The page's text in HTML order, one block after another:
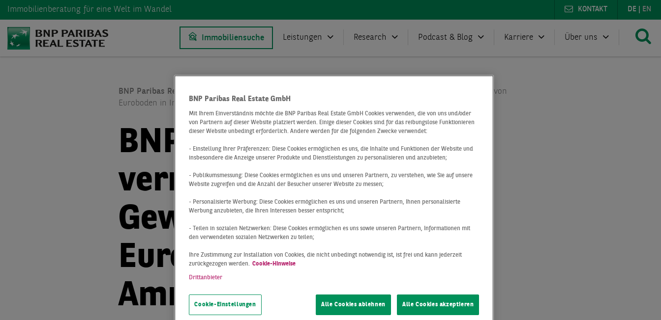
Immobilienberatung für eine Welt im Wandel DE EN
KONTAKT
Immobiliensuche Leistungen Research Podcast & Blog Karriere Über uns
BNP Paribas Real Estate
BNP Paribas Real Estate vermittelt Gewerbegrundstück von
Euroboden in Inning am Ammersee
BNP Paribas Real Estate
vermittelt
Gewerbegrundstück von
Euroboden in Inning am
Ammersee
BNP Paribas Real Estate GmbH
Mit Ihrem Einverständnis möchte die BNP Paribas Real Estate GmbH Cookies verwenden, die von uns und/oder
von Partnern auf dieser Website platziert werden. Einige dieser Cookies sind für das reibungslose Funktionieren
dieser Website unbedingt erforderlich. Andere werden für die folgenden Zwecke verwendet:
- Einstellung Ihrer Präferenzen: Diese Cookies ermöglichen es uns, die Inhalte und Funktionen der Website und
insbesondere die Anzeige unserer Produkte und Dienstleistungen zu personalisieren und anzubieten;
- Publikumsmessung: Diese Cookies ermöglichen es uns und unseren Partnern, zu verstehen, wie Sie auf unsere
Website zugreifen und die Anzahl der Besucher unserer Website zu messen;
- Personalisierte Werbung: Diese Cookies ermöglichen es uns und unseren Partnern, Ihnen personalisierte
Werbung anzubieten, die Ihren Interessen besser entspricht;
- Teilen in sozialen Netzwerken: Diese Cookies ermöglichen es uns sowie unseren Partnern, Informationen mit
den verwendeten sozialen Netzwerken zu teilen;
Ihre Zustimmung zur Installation von Cookies, die nicht unbedingt notwendig ist, ist frei und kann jederzeit
zurückgezogen werden. Cookie-Hinweise
Drittanbieter
Cookie-Einstellungen Alle Cookies ablehnen Alle Cookies akzeptieren